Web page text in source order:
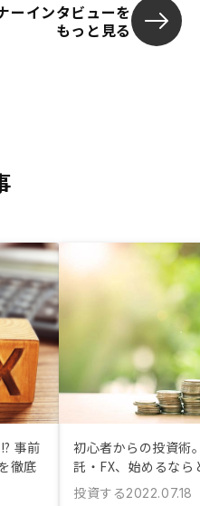
ーインタビューを
もっと見る
事前
徹底
初心者からの投資術
託・FX、始めるなら
投資する2022.07.18